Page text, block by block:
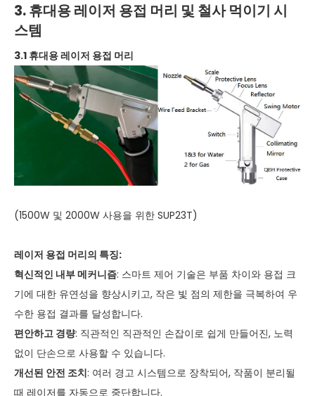
3. 휴대용 레이저 용접 머리 및 철사 먹이기 시
스템
3.1 휴대용 레이저 용접 머리
(1500W 및 2000W 사용을 위한 SUP23T)
레이저 용접 머리의 특징:
혁신적인 내부 메커니즘: 스마트 제어 기술은 부품 차이와 용접 크
기에 대한 유연성을 향상시키고, 작은 빛 점의 제한을 극복하여 우
수한 용접 결과를 달성합니다.
편안하고 경량: 직관적인 직관적인 손잡이로 쉽게 만들어진, 노력
없이 단손으로 사용할 수 있습니다.
개선된 안전 조치: 여러 경고 시스템으로 장착되어, 작품이 분리될
때 레이저를 자동으로 중단합니다.